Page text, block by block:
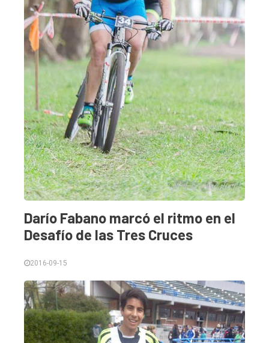
Darío Fabano marcó el ritmo en el
Desafío de las Tres Cruces
2016-09-15